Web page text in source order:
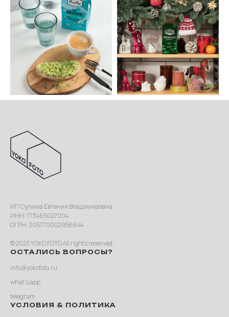
ИП Сулима Евгения Владимировна
ИНН: 773465027004
ОГРН: 305770002956644
© 2023 YOKO FOTO All rights reserved.
ОСТАЛИСЬ ВОПРОСЫ?
info@yokofoto.ru
what’s app
telegram
УСЛОВИЯ & ПОЛИТИКА